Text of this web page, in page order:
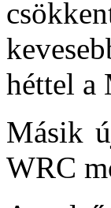
héttel a
Másik
WRC